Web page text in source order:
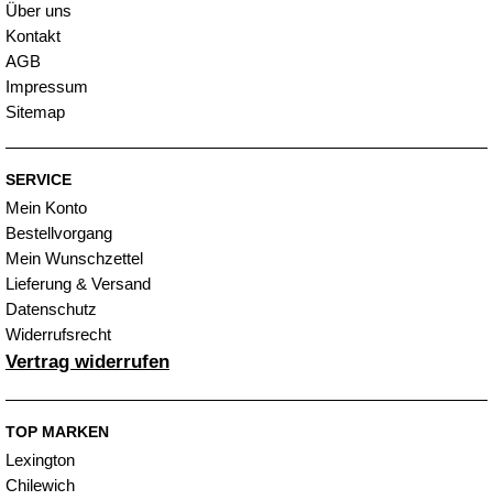
Über uns
Kontakt
AGB
Impressum
Sitemap
SERVICE
Mein Konto
Bestellvorgang
Mein Wunschzettel
Lieferung & Versand
Datenschutz
Widerrufsrecht
Vertrag widerrufen
TOP MARKEN
Lexington
Chilewich